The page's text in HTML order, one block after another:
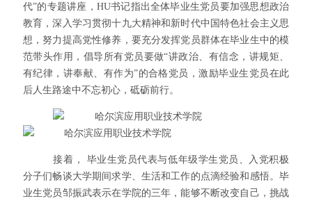
代”的专题讲座，HU书记指出全体毕业生党员要加强思想政治
教育，深入学习贯彻十九大精神和新时代中国特色社会主义思
想，努力提高党性修养，要充分发挥党员群体在毕业生中的模
范带头作用，倡导所有党员要做“讲政治、有信念，讲规矩、
有纪律，讲奉献、有作为”的合格党员，激励毕业生党员在此
后人生路途中不忘初心，砥砺前行。
接着， 毕业生党员代表与低年级学生党员、入党积极
分子们畅谈大学期间求学、生活和工作的点滴经验和感悟。毕
业生党员邹振武表示在学院的三年，能够不断改变自己，挑战